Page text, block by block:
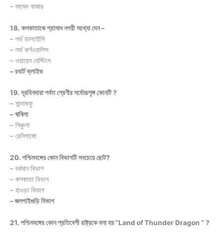
– মহম্মদ বাজার
18. কলকাতাকে প্রাসাদ নগরী আখ্যা দেন –
– লর্ড ডালহৌসি
– লর্ড কর্ণওয়ালিস
– ওয়ারেন হেস্টিংস
– রবার্ট ক্লাইভ
19. দূরবিনদারা পর্বত শ্রেণীর সর্বোচ্চশৃঙ্গ কোনটি ?
– সান্দাকফু
– ঋষিলা
– সিঞ্চুলা
– রেনিগাঙ্গো
20. পশ্চিমবঙ্গের কোন বিভাগটি সবচেয়ে ছোট?
– বর্ধমান বিভাগ
– কলকাতা বিভাগ
– হাওড়া বিভাগ
– জলপাইগুড়ি বিভাগ
21. পশ্চিমবঙ্গের কোন প্রতিবেশী রাষ্ট্রকে বলা হয় “Land of Thunder Dragon ” ?